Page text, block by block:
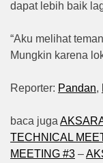
dapat lebih baik
“Aku melihat
Mungkin karena
Reporter: Pandan,
baca juga
TECHNICAL
MEETING #3 –